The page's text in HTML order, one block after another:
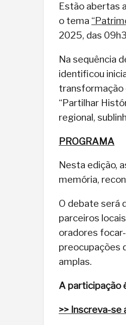
Estão abertas
o tema
2025, das
Na sequência
identificou
transformação
“Partilhar
regional,
PROGRAMA
Nesta edição,
memória,
O debate será
parceiros
oradores
preocupações
amplas.
A participação
>> Inscreva-se